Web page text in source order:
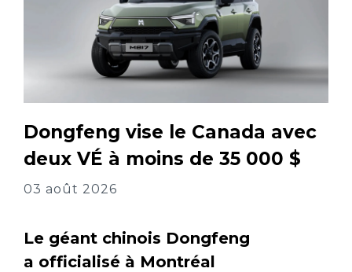
Dongfeng vise le Canada avec
deux VÉ à moins de 35 000 $
03 août 2026
Le géant chinois Dongfeng
a officialisé à Montréal